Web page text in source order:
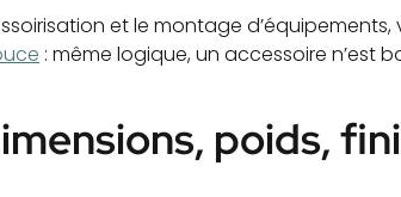
et le montage
: même logique, un accessoire n’est
poids,